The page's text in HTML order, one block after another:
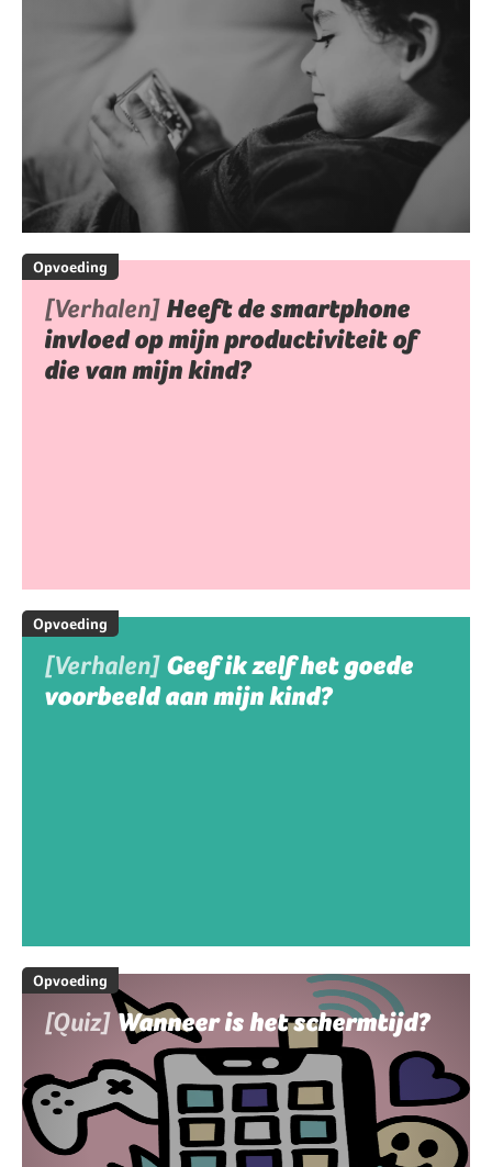
Opvoeding
[Verhalen] Heeft de smartphone
invloed op mijn productiviteit of
die van mijn kind?
Opvoeding
[Verhalen] Geef ik zelf het goede
voorbeeld aan mijn kind?
Opvoeding
[Quiz] Wanneer is het schermtijd?